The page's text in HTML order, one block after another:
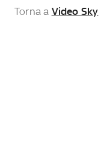
Torna a Video Sky